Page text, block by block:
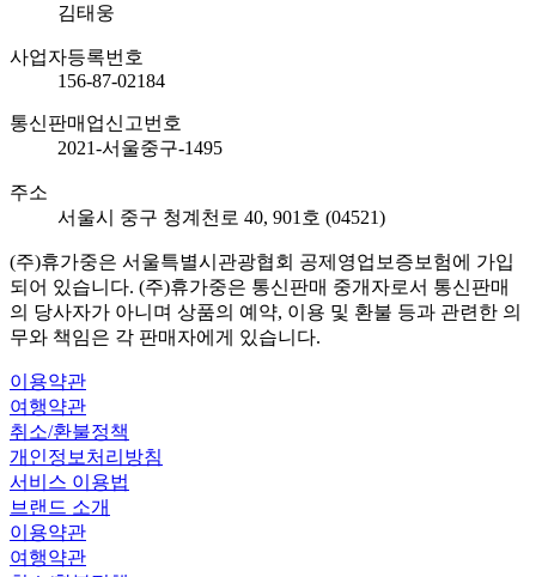
김태웅
사업자등록번호
156-87-02184
통신판매업신고번호
2021-서울중구-1495
주소
서울시 중구 청계천로 40, 901호 (04521)
(주)휴가중은 서울특별시관광협회 공제영업보증보험에 가입
되어 있습니다. (주)휴가중은 통신판매 중개자로서 통신판매
의 당사자가 아니며 상품의 예약, 이용 및 환불 등과 관련한 의
무와 책임은 각 판매자에게 있습니다.
이용약관
여행약관
취소/환불정책
개인정보처리방침
서비스 이용법
브랜드 소개
이용약관
여행약관